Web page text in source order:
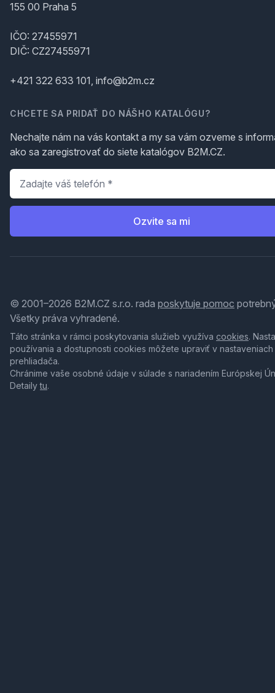
155 00 Praha 5
IČO: 27455971
DIČ: CZ27455971
+421 322 633 101, info@b2m.cz
CHCETE SA PRIDAŤ DO NÁŠHO KATALÓGU?
Nechajte nám na vás kontakt a my sa vám ozveme s
ako sa zaregistrovať do siete katalógov B2M.CZ.
Telefón
Ozvite sa mi
© 2001–2026 B2M.CZ s.r.o. rada poskytuje pomoc
Všetky práva vyhradené.
Táto stránka v rámci poskytovania služieb využíva cookies.
používania a dostupnosti cookies môžete upraviť v nastaveniach
prehliadača.
Chránime vaše osobné údaje v súlade s nariadením Európskej
Detailytu.